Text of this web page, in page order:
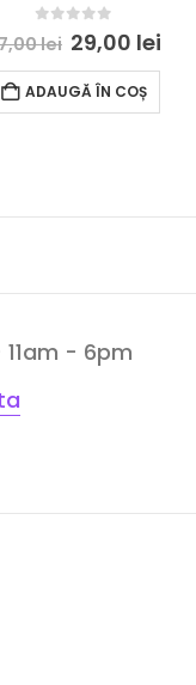
out of 5
lei 29,00 lei
ADAUGĂ ÎN COȘ
- 6pm